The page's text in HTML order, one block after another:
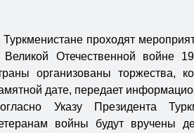
Туркменистане проходят
Великой Отечественной войне
организованы торжества,
дате, передает
Указу Президента
войны будут вручены